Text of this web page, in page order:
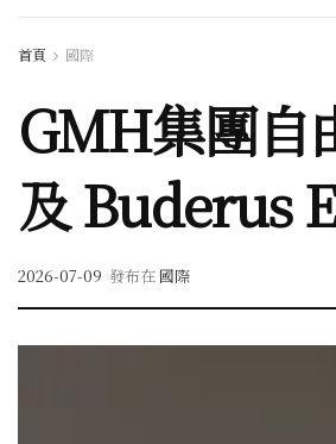
首頁 國際
GMH集團自
及 Buderus
2026-07-09 發布在 國際